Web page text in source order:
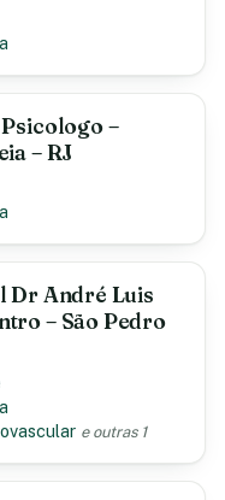
–
– RJ
Dr André Luis
– São Pedro
e outras 1